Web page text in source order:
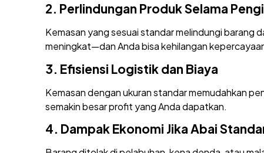
2. Perlindungan Produk Selama
Kemasan yang sesuai standar melindungi barang
meningkat—dan Anda bisa kehilangan
3. Efisiensi Logistik dan Biaya
Kemasan dengan ukuran standar memudahkan
semakin besar profit yang Anda dapatkan.
4. Dampak Ekonomi Jika Abai